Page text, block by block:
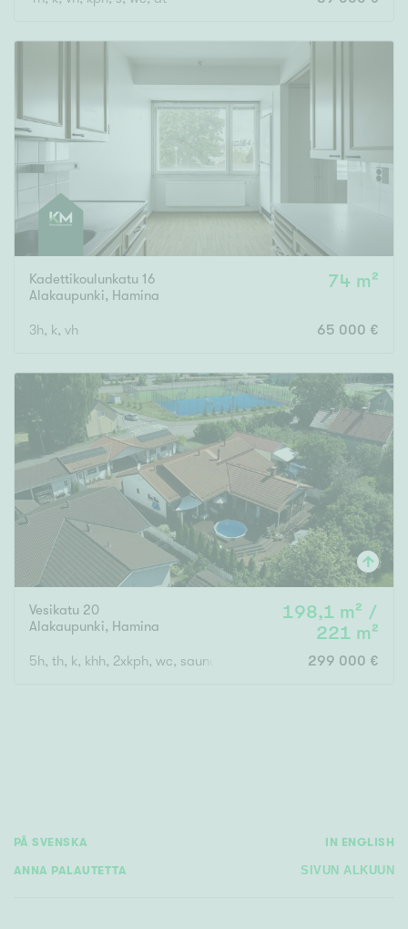
Vain uudiskohteet Ei uudiskohteita
Arvokohteet
Vain arvokohteet
Hyvä
Tyydyttävä
Välttävä
Ominaisuudet
Hissi
Järvi- tai merinäköala
Maalämpö
Oma ranta
Oma sauna
Kadettikoulunkatu 16
Alakaupunki, Hamina
74 m²
3h, k, vh 65 000 €
Vesikatu 20
Alakaupunki, Hamina
198,1 m² /
221 m²
5h, th, k, khh, 2xkph, wc, sauna, et, tk, 3xat + 2 ak299 000 €
PÅ SVENSKA IN ENGLISH
ANNA PALAUTETTA SIVUN ALKUUN